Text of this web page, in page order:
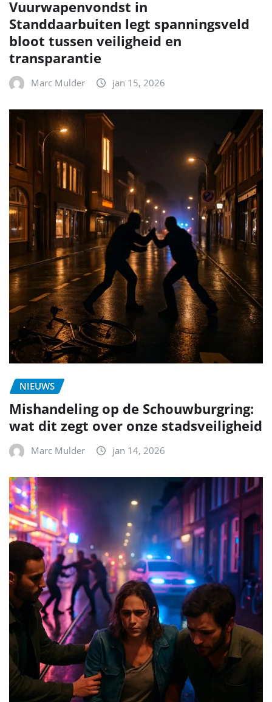
Vuurwapenvondst in
Standdaarbuiten legt spanningsveld
bloot tussen veiligheid en
transparantie
Marc Mulder jan 15, 2026
NIEUWS
Mishandeling op de Schouwburgring:
wat dit zegt over onze stadsveiligheid
Marc Mulder jan 14, 2026